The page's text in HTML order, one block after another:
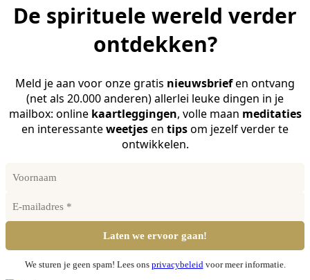
De spirituele wereld verder
ontdekken?
Meld je aan voor onze gratis nieuwsbriefen ontvang
(net als 20.000 anderen) allerlei leuke dingen in je
mailbox: online kaartleggingen, volle maan meditaties
en interessanteweetjesen tipsom jezelf verder te
ontwikkelen.
We sturen je geen spam! Lees ons privacybeleid voor meer informatie.